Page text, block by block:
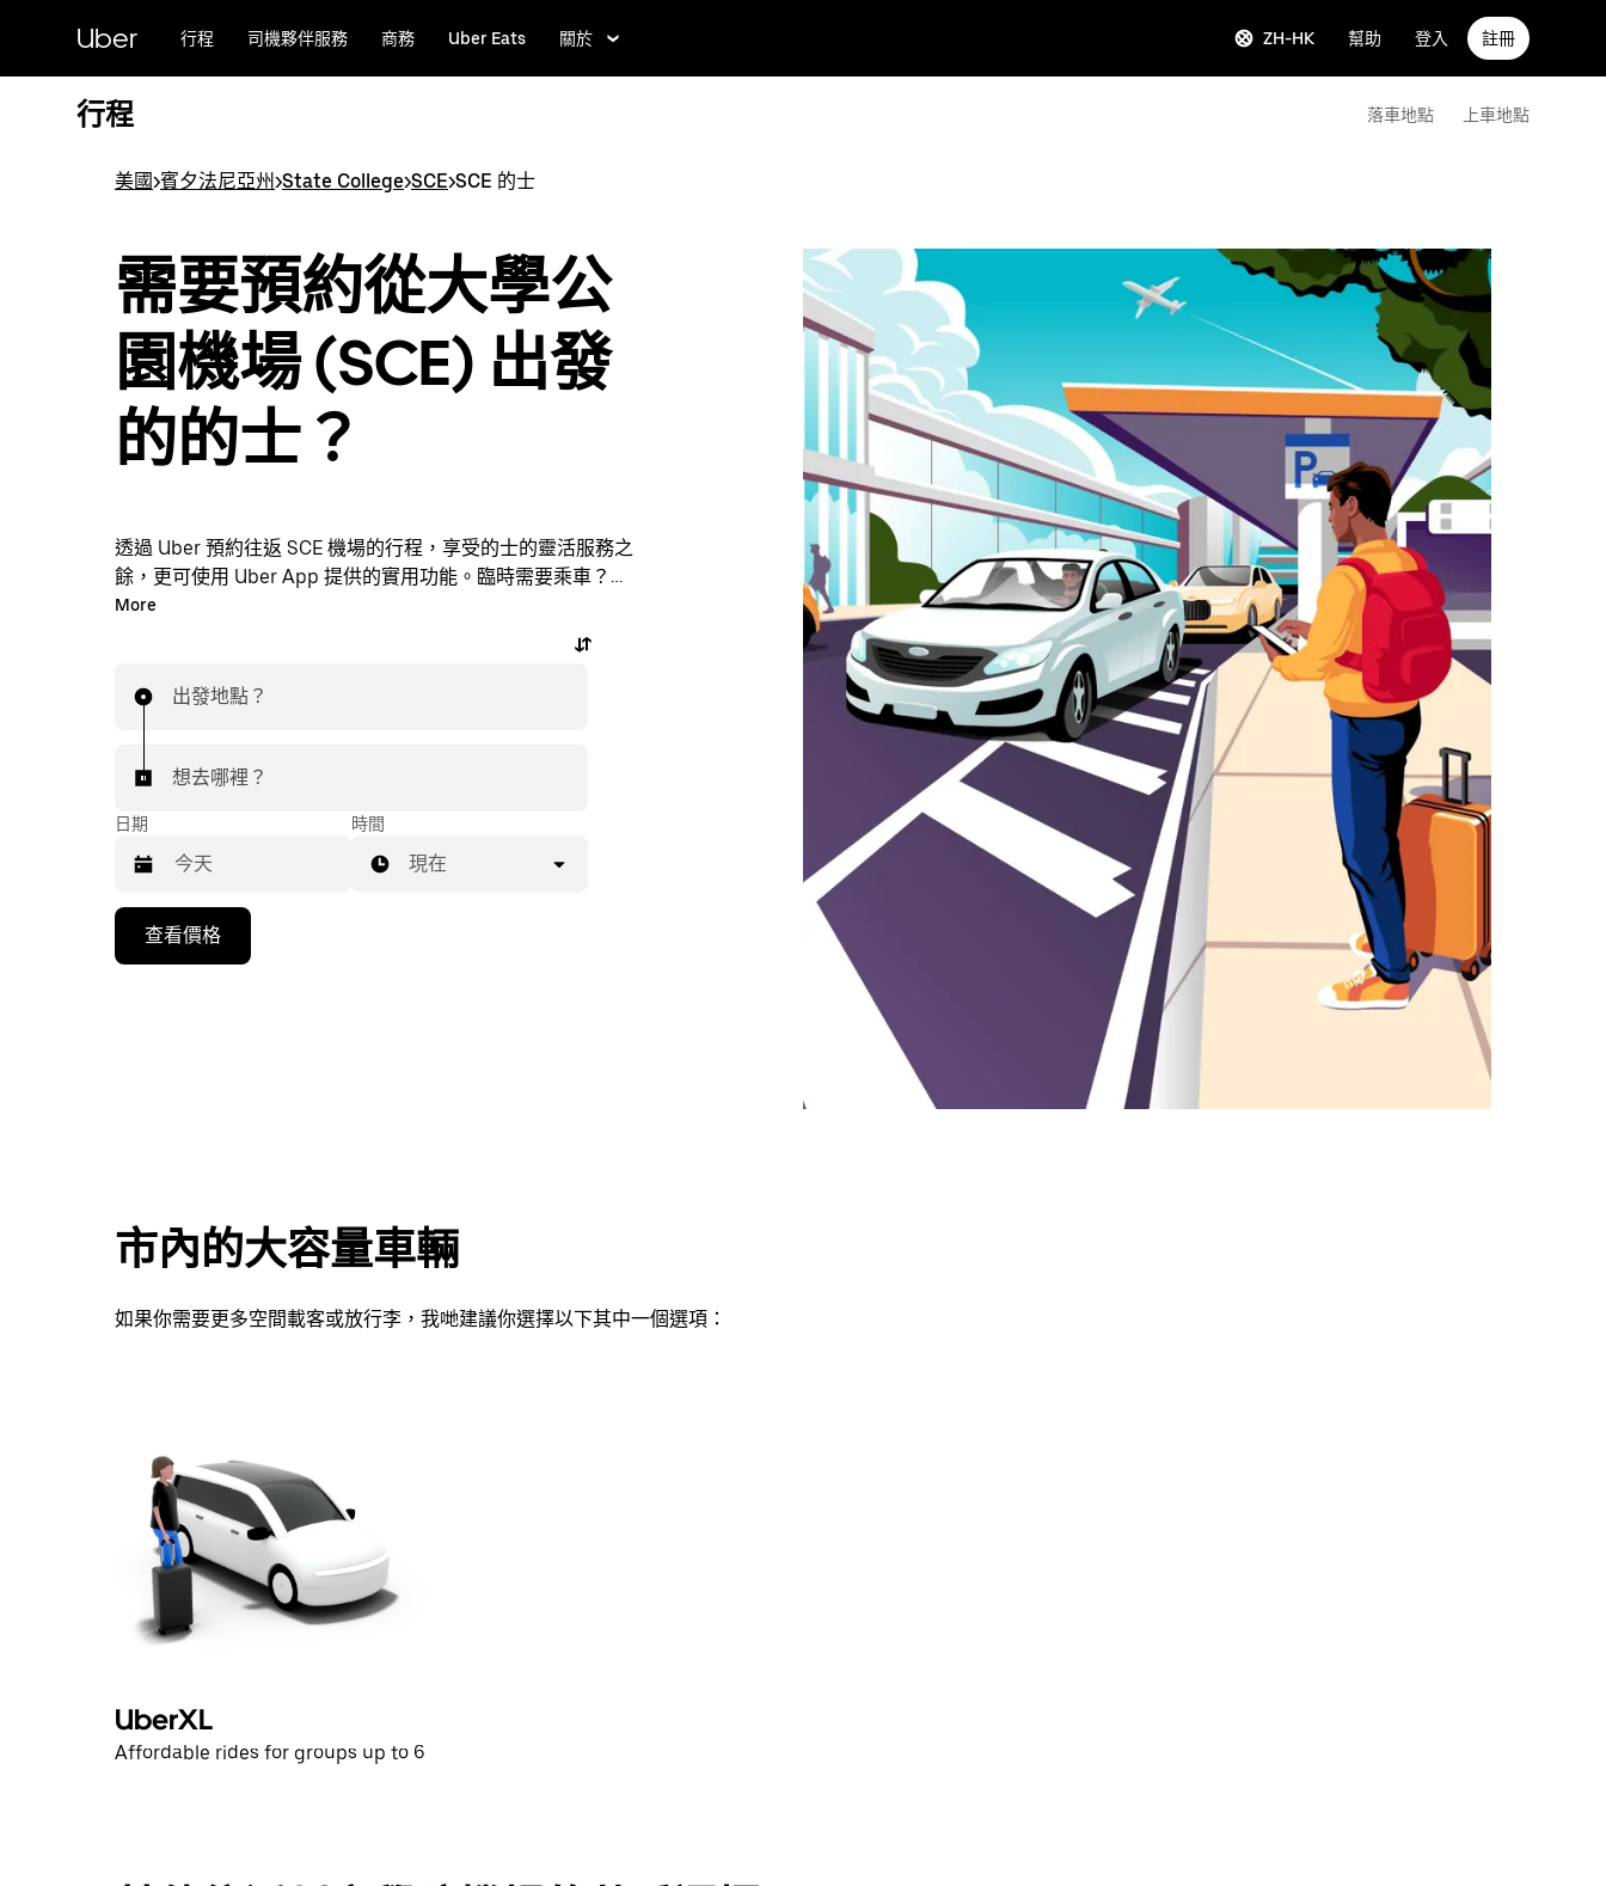
Uber 行程 司機夥伴服務 商務 Uber Eats 關於 ZH-HK 幫助 登入 註冊
行程 落車地點 上車地點
美國>賓夕法尼亞州>State College>SCE>SCE 的士
需要預約從大學公
園機場 (SCE) 出發
的的士？
透過 Uber 預約往返 SCE 機場的行程，享受的士的靈活服務之
餘，更可使用 Uber App 提供的實用功能。臨時需要乘車？隨
時透過 App 或網站預約行程，享受經濟實惠的行程，還能查看
More
出發地點？
想去哪裡？
日期
下
日
選
曆。
時間
現在
查看價格
市內的大容量車輛
如果你需要更多空間載客或放行李，我哋建議你選擇以下其中一個選項：
UberXL
Affordable rides for groups up to 6